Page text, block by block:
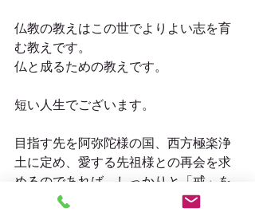
仏教の教えはこの世でよりよい志を育
む教えです。
仏と成るための教えです。
短い人生でございます。
目指す先を阿弥陀様の国、西方極楽浄
土に定め、愛する先祖様との再会を求
めるのであれば、しっかりと「戒」を
授かり、仏教徒ととして歩むことも大